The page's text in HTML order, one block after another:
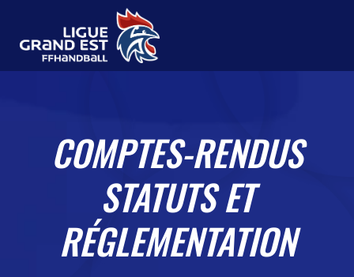
COMPTES-RENDUS
STATUTS ET
RÉGLEMENTATION